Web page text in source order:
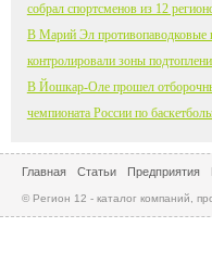
собрал спортсменов из 12
В Марий Эл противопаводковые
контролировали зоны
В Йошкар-Оле прошел
чемпионата России по
Главная Статьи Предприятия
© Регион 12 - каталог компаний,